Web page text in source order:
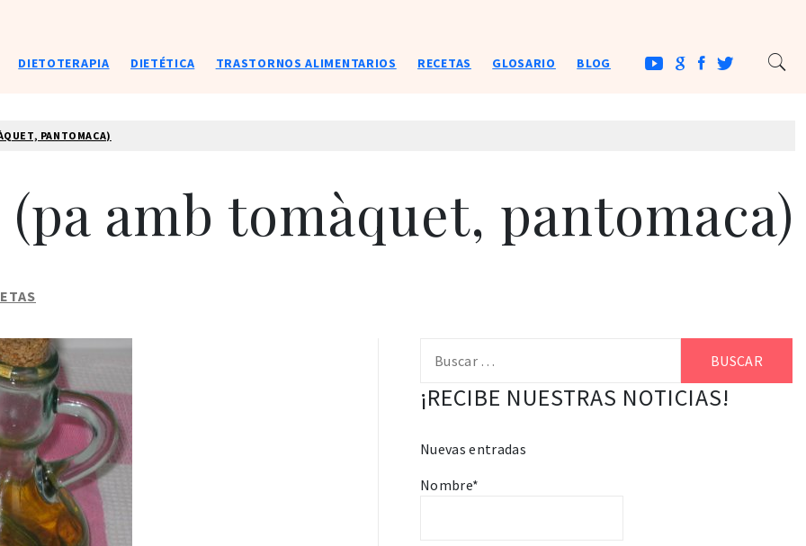
DIETOTERAPIA DIETÉTICA TRASTORNOS ALIMENTARIOS RECETAS GLOSARIO BLOG
PANTOMACA)
amb tomàquet, pantomaca)
¡RECIBE NUESTRAS NOTICIAS!
Nuevas entradas
Nombre*